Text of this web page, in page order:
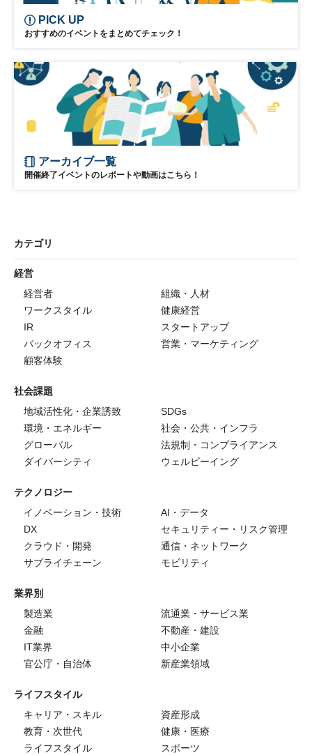
PICK UP
おすすめのイベントをまとめてチェック！
アーカイブ一覧
開催終了イベントのレポートや動画はこちら！
カテゴリ
経営
経営者
組織・人材
ワークスタイル
健康経営
IR
スタートアップ
バックオフィス
営業・マーケティング
顧客体験
社会課題
地域活性化・企業誘致
SDGs
環境・エネルギー
社会・公共・インフラ
グローバル
法規制・コンプライアンス
ダイバーシティ
ウェルビーイング
テクノロジー
イノベーション・技術
AI・データ
DX
セキュリティー・リスク管理
クラウド・開発
通信・ネットワーク
サプライチェーン
モビリティ
業界別
製造業
流通業・サービス業
金融
不動産・建設
IT業界
中小企業
官公庁・自治体
新産業領域
ライフスタイル
キャリア・スキル
資産形成
教育・次世代
健康・医療
ライフスタイル
スポーツ